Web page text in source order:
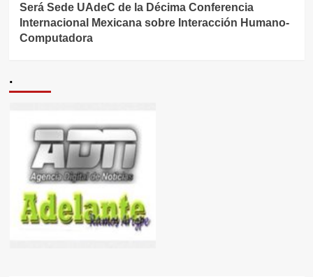
Será Sede UAdeC de la Décima Conferencia
Internacional Mexicana sobre Interacción Humano-
Computadora
.